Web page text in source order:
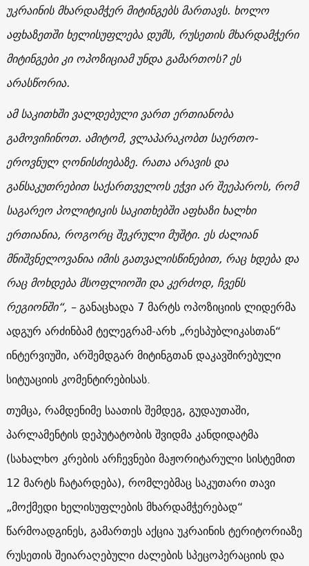
უკრაინის მხარდამჭერ მიტინგებს მართავს. ხოლო
აფხაზეთში ხელისუფლება დუმს, რუსეთის მხარდამჭერი
მიტინგები კი ოპოზიციამ უნდა გამართოს? ეს
არასწორია.
ამ საკითხში ვალდებული ვართ ერთიანობა
გამოვიჩინოთ. ამიტომ, ვლაპარაკობთ საერთო-
ეროვნულ ღონისძიებაზე. რათა არავის და
განსაკუთრებით საქართველოს ეჭვი არ შეეპაროს, რომ
საგარეო პოლიტიკის საკითხებში აფხაზი ხალხი
ერთიანია, როგორც შეკრული მუშტი. ეს ძალიან
მნიშვნელოვანია იმის გათვალისწინებით, რაც ხდება და
რაც მოხდება მსოფლიოში და კერძოდ, ჩვენს
რეგიონში“, –განაცხადა 7 მარტს ოპოზიციის ლიდერმა
ადგურ არძინბამ ტელეგრამ-არხ „რესპუბლიკასთან“
ინტერვიუში, არშემდგარ მიტინგთან დაკავშირებული
სიტუაციის კომენტირებისას.
თუმცა, რამდენიმე საათის შემდეგ, გუდაუთაში,
პარლამენტის დეპუტატობის შვიდმა კანდიდატმა
(სახალხო კრების არჩევნები მაჟორიტარული სისტემით
12 მარტს ჩატარდება), რომლებმაც საკუთარი თავი
„მოქმედი ხელისუფლების მხარდამჭერებად“
წარმოადგინეს, გამართეს აქცია უკრაინის ტერიტორიაზე
რუსეთის შეიარაღებული ძალების სპეცოპერაციის და